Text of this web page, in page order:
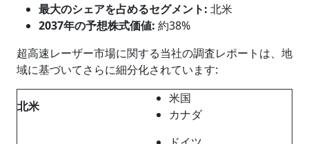
最大のシェアを占めるセグメント: 北米
2037年の予想株式価値: 約38%
超高速レーザー市場に関する当社の調査レポートは、地
域に基づいてさらに細分化されています:
北米
米国
カナダ